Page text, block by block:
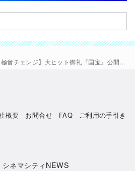
チェンジ】大ヒット御礼『国宝』公開11週目にして音響効果の北田雅也さん直接監修による【極上音響上映】が決定。8/15(金)から、f,gスタジオ上映が対象。
概要 お問合せ FAQ ご利用の手引き
シネマシティNEWS